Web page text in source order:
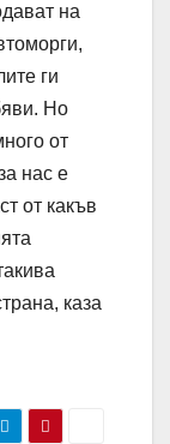
на
ги
Но
от
нас е
от какъв
каза